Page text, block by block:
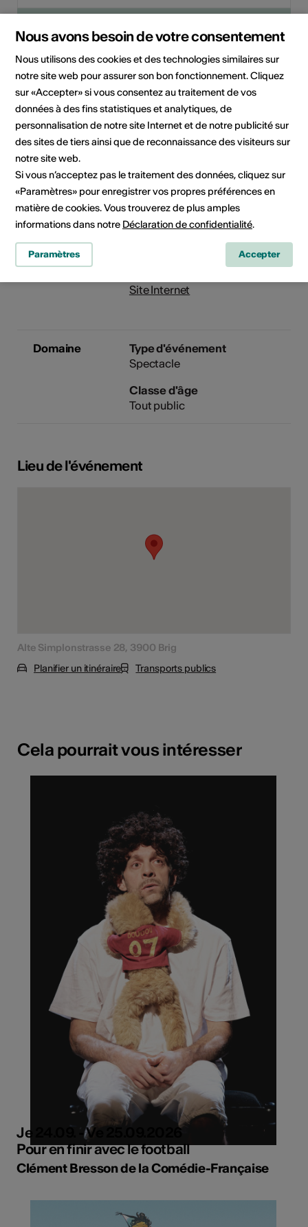
calendrier.
Informations sur l'événement
Localisation
Kellertheater Brig
Alte Simplonstrasse 28
3900 Brig
Organisateur
Kellertheater Brig
Alte Simplonstrasse 28
Site Internet
Domaine
Type d'événement
Spectacle
Classe d'âge
Tout public
Lieu de l'événement
Alte Simplonstrasse 28, 3900 Brig
Planifier un itinéraire
Transports publics
Cela pourrait vous intéresser
Je 24.09. - Ve 25.09.2026
Pour en finir avec le football
Clément Bresson de la Comédie-Française
Nous avons besoin de votre consentement
Nous utilisons des cookies et des technologies similaires sur
notre site web pour assurer son bon fonctionnement. Cliquez
sur «Accepter» si vous consentez au traitement de vos
données à des fins statistiques et analytiques, de
personnalisation de notre site Internet et de notre publicité sur
des sites de tiers ainsi que de reconnaissance des visiteurs sur
notre site web.
Si vous n’acceptez pas le traitement des données, cliquez sur
«Paramètres» pour enregistrer vos propres préférences en
matière de cookies. Vous trouverez de plus amples
informations dans notre Déclaration de confidentialité.
Paramètres Accepter